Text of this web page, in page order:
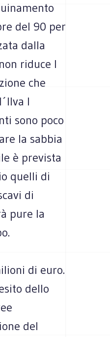
del 90 per
dalla
riduce l
che
l
sono poco
la sabbia
è prevista
quelli di
di
pure la
di euro.
dello
del